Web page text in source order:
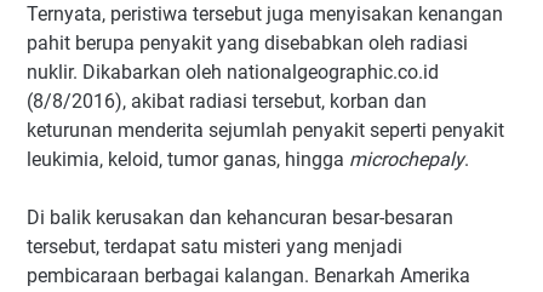
Ternyata, peristiwa tersebut juga menyisakan kenangan
pahit berupa penyakit yang disebabkan oleh radiasi
nuklir. Dikabarkan oleh nationalgeographic.co.id
(8/8/2016), akibat radiasi tersebut, korban dan
keturunan menderita sejumlah penyakit seperti penyakit
leukimia, keloid, tumor ganas, hingga microchepaly.
Di balik kerusakan dan kehancuran besar-besaran
tersebut, terdapat satu misteri yang menjadi
pembicaraan berbagai kalangan. Benarkah Amerika